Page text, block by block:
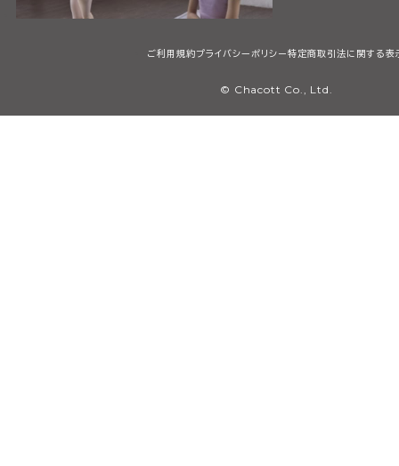
ご利用規約プライバシーポリシー特定商取引法に関する表
© Chacott Co., Ltd.